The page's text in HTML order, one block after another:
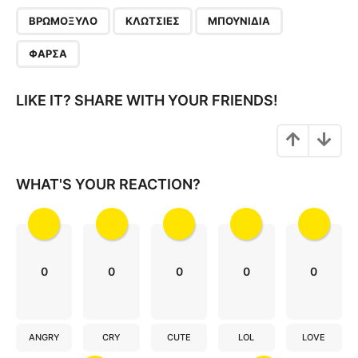
a
n
ΒΡΩΜΌΞΥΛΟ ΚΛΩΤΣΙΈΣ ΜΠΟΥΝΊΔΙΑ
ΦΆΡΣΑ
LIKE IT? SHARE WITH YOUR FRIENDS!
WHAT'S YOUR REACTION?
0
ANGRY
0
CRY
0
CUTE
0
LOL
0
LOVE